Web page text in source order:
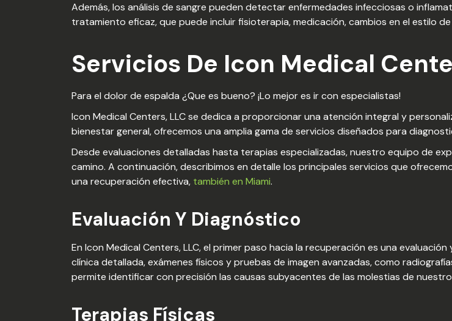
Además, los análisis de sangre pueden detectar enfermedades infecciosas o
tratamiento eficaz, que puede incluir fisioterapia, medicación, cambios en el estilo
Servicios De Icon Medical
Para el dolor de espalda ¿Que es bueno? ¡Lo mejor es ir con especialistas!
Icon Medical Centers, LLC se dedica a proporcionar una atención integral y
bienestar general, ofrecemos una amplia gama de servicios diseñados para
Desde evaluaciones detalladas hasta terapias especializadas, nuestro equipo de
camino. A continuación, describimos en detalle los principales servicios que
una recuperación efectiva, también en Miami.
Evaluación Y Diagnóstico
En Icon Medical Centers, LLC, el primer paso hacia la recuperación es una
clínica detallada, exámenes físicos y pruebas de imagen avanzadas, como
permite identificar con precisión las causas subyacentes de las molestias de
Terapias Físicas